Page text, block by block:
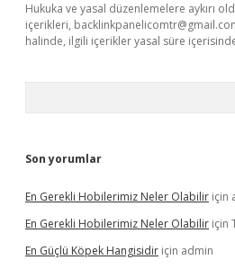
Hukuka ve yasal düzenlemelere aykırı
içerikleri,
halinde, ilgili içerikler yasal süre
Son yorumlar
En Gerekli Hobilerimiz Neler Olabilir için
En Gerekli Hobilerimiz Neler Olabilir için
En Güçlü Köpek Hangisidir için admin